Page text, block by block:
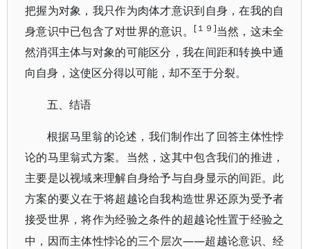
把握为对象，我只作为肉体才意识到自身，在我的自
身意识中已包含了对世界的意识。 [１９]当然，这未全
然消弭主体与对象的可能区分，我在间距和转换中通
向自身，这使区分得以可能，却不至于分裂。
五、结语
根据马里翁的论述，我们制作出了回答主体性悖
论的马里翁式方案。当然，这其中包含我们的推进，
主要是以视域来理解自身给予与自身显示的间距。此
方案的要义在于将超越论自我构造世界还原为受予者
接受世界，将作为经验之条件的超越论性置于经验之
中，因而主体性悖论的三个层次——超越论意识、经